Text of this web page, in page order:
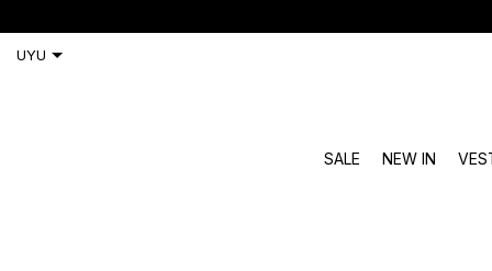
ENVÍO GRATIS A
SALE NEW IN